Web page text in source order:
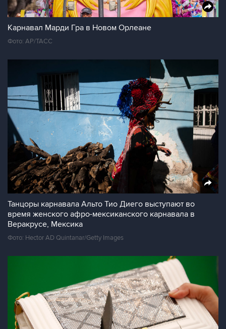
Карнавал Марди Гра в Новом Орлеане
Фото: AP/ТАСС
Танцоры карнавала Альто Тио Диего выступают во
время женского афро-мексиканского карнавала в
Веракрусе, Мексика
Фото: Hector AD Quintanar/Getty Images